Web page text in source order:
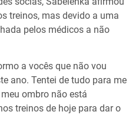
treinos, mas devido a uma
pelos médicos a não
a vocês que não vou
ano. Tentei de tudo para me
ombro não está
treinos de hoje para dar o